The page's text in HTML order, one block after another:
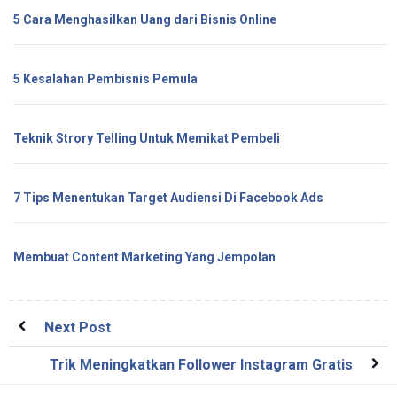
5 Cara Menghasilkan Uang dari Bisnis Online
5 Kesalahan Pembisnis Pemula
Teknik Strory Telling Untuk Memikat Pembeli
7 Tips Menentukan Target Audiensi Di Facebook Ads
Membuat Content Marketing Yang Jempolan
Next Post
Trik Meningkatkan Follower Instagram Gratis